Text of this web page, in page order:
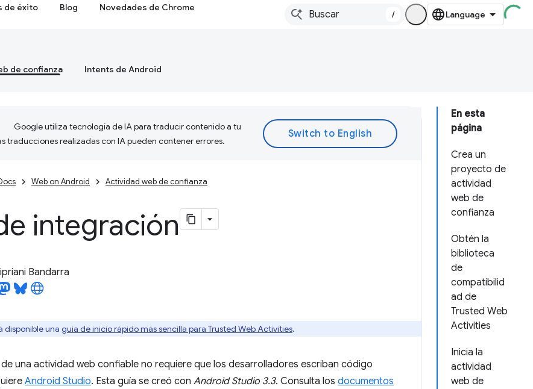
de éxito Blog Novedades de Chrome
/
de confianza Intents de Android
En esta
página
Crea un
proyecto de
actividad
web de
confianza
Obtén la
biblioteca
de
compatibilid
ad de
Trusted Web
Activities
Inicia la
actividad
web de
Google utiliza tecnología de IA para traducir contenido a tu
traducciones realizadas con IA pueden contener errores.
Web on Android Actividad web de confianza
integración
Bandarra
disponible una guía de inicio rápido más sencilla para Trusted Web Activities.
una actividad web confiable no requiere que los desarrolladores escriban código
Android Studio. Esta guía se creó con Android Studio 3.3. Consulta los documentos